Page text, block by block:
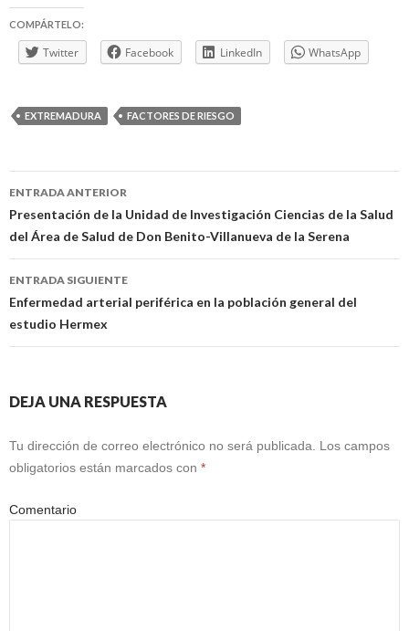
COMPÁRTELO:
Twitter Facebook LinkedIn WhatsApp
EXTREMADURA FACTORES DE RIESGO
Navegación
de
entradas
ENTRADA ANTERIOR
Presentación de la Unidad de Investigación Ciencias de la Salud
del Área de Salud de Don Benito-Villanueva de la Serena
ENTRADA SIGUIENTE
Enfermedad arterial periférica en la población general del
estudio Hermex
DEJA UNA RESPUESTA
Tu dirección de correo electrónico no será publicada.
Los campos
obligatorios están marcados con *
Comentario